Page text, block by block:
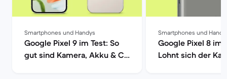
Smartphones und Handys
Google Pixel 9 im Test: So
gut sind Kamera, Akku & Co
Smartphones und
Google Pixel 8 im
Lohnt sich der